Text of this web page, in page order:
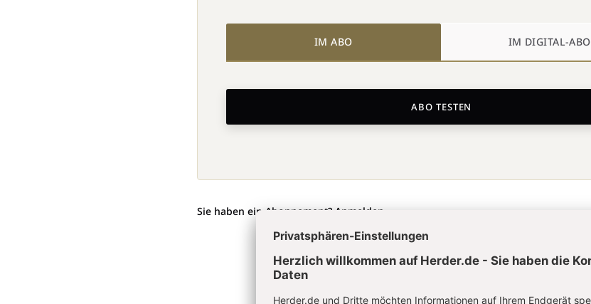
IM ABO IM DIGITAL-ABO
ABO TESTEN
Sie haben ein Abonnement? Anmelden